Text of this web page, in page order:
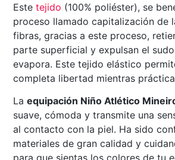
Estetejido (100% poliéster), se
proceso llamado capitalización de
fibras, gracias a este proceso,
parte superficial y expulsan el
evapora. Este tejido elástico
completa libertad mientras
Laequipación Niño Atlético
suave, cómoda y transmite una
al contacto con la piel. Ha sido
materiales de gran calidad y